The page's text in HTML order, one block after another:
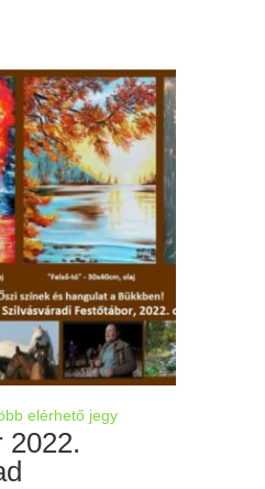
elérhető jegy
2022.